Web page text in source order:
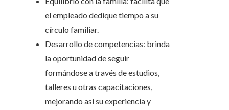
el empleado dedique tiempo a su
círculo familiar.
Desarrollo de competencias: brinda
la oportunidad de seguir
formándose a través de estudios,
talleres u otras capacitaciones,
mejorando así su experiencia y